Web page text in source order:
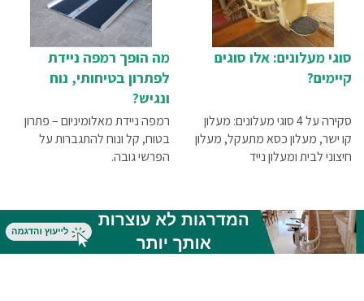
מה הופך רמפה ניידת
לפתרון בטיחותי, נוח
ונגיש?
רמפה ניידת מאלומיניום – פתרון
בטוח, קל ונוח להתגברות על
הפרשי גובה.
סוגי מעלונים: אלו סוגים
קיימים?
סקירה על 4 סוגי מעלונים: מעלון
קו ישר, מעלון כסא מתעקל, מעלון
חיצוני לבית ומעלון נייד